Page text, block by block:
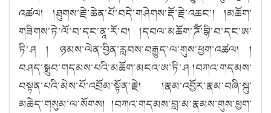
འཚལ། །ཐུགས་རྗེ་ཆེན་པོ་བདེ་གཤེགས་རྡོ་རྗེ་འཆང༌། །མཆོག་
གཟིགས་ཏེ་ལོ་བ་དང་ནཱ་རོ་བ། །དབལ་མཆོག་ཌོཾ་བྷི་བ་དང་ཨ་
ཏི་ཤ ། ཉམས་ལེན་བྱིན་རླབས་བརྒྱུད་ལ་གུས་ཕྱག་འཚལ། །
བཤད་སྒྲུབ་གདམས་པའི་མཆོག་མངའ་ཨ་ཏི་ཤ །བཀའ་གདམས་
བསྟན་པའི་མེས་པོ་འབྲོམ་སྟོན་རྗེ། །རྣམ་འབྱོར་རྣམ་བཞི་སྐུ་
མཆེད་གསུམ་ལ་སོགས། །བཀའ་གདམས་བླ་མ་རྣམས་གུས་ཕྱག་